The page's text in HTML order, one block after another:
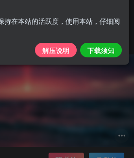
持在本站的活跃度，使用本站，仔细阅
解压说明 下载须知